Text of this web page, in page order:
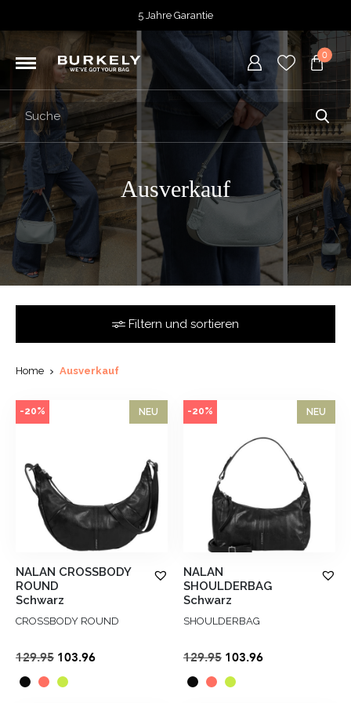
5 Jahre Garantie
Bewertet mit
von 5 Punkten beiTrustedShops
Vor 15:00 Uhr bestellt = heute versendet
Kostenloser Versand deiner Bestellung
ab 39,95
Kostenlose Rücksendung
Bewertet mit4,70 von 5 Punkten beiTrustedShops
0
Ausverkauf
Filtern und sortieren
Home Ausverkauf
NEU
-20%
NALAN CROSSBODY
ROUND
Schwarz
CROSSBODY ROUND
129.95 Ursprünglicher
Preis
war:
103.96Aktueller
NEU
-20%
NALAN
SHOULDERBAG
Schwarz
SHOULDERBAG
129.95 Ursprünglicher
Preis
war:
103.96Aktueller